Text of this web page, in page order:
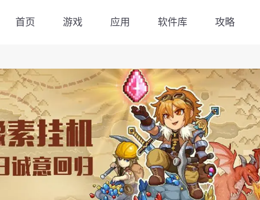
首页 游戏 应用 软件库 攻略